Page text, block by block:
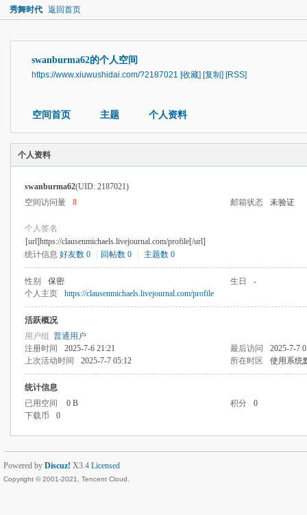
秀舞时代 返回首页
swanburma62的个人空间
https://www.xiuwushidai.com/?2187021 [收藏] [复制] [RSS]
空间首页 主题 个人资料
个人资料
swanburma62(UID: 2187021)
空间访问量
8 邮箱状态 未验证
个人签名
[url]https://clausenmichaels.livejournal.com/profile[/url]
统计信息 好友数 0 回帖数 0 主题数 0
性别 保密 生日
-
个人主页
https://clausenmichaels.livejournal.com/profile
活跃概况
用户组 普通用户
注册时间
2025-7-6 21:21 最后访问
2025-7-7
上次活动时间
2025-7-7 05:12 所在时区 使用系统
统计信息
已用空间
0 B 积分
0
下载币
0
Powered by Discuz! X3.4 Licensed
Copyright © 2001-2021, Tencent Cloud.